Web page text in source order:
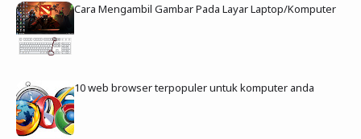
Cara Mengambil Gambar Pada Layar Laptop/Komputer
10 web browser terpopuler untuk komputer anda